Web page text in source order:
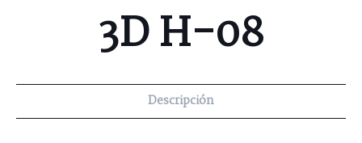
3D H-08
Descripción